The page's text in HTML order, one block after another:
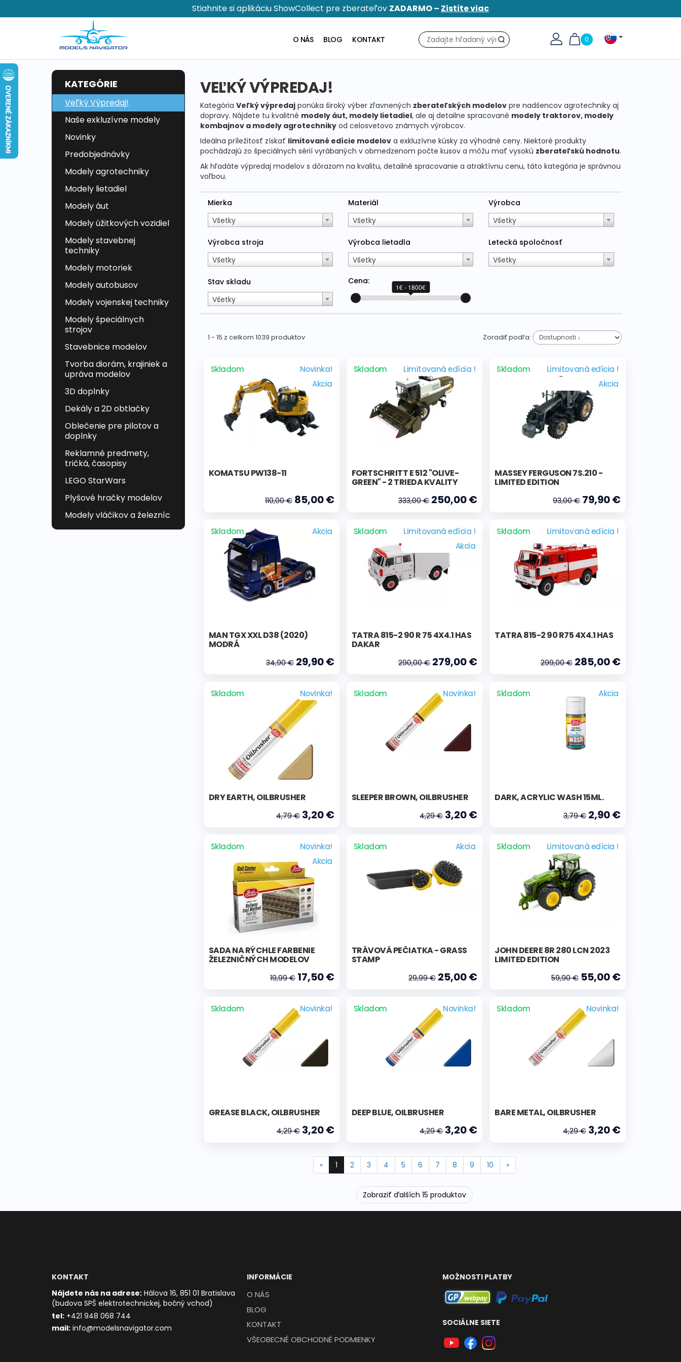
Stiahnite si aplikáciu ShowCollect pre zberateľov ZADARMO – Zistite viac
0
Hľadať
O NÁS BLOG KONTAKT
KATEGÓRIE
Veľký Výpredaj!
Naše exkluzívne modely
Novinky
Predobjednávky
Modely agrotechniky
Modely lietadiel
Modely áut
Modely úžitkových vozidiel
Modely stavebnej
techniky
Modely motoriek
Modely autobusov
Modely vojenskej techniky
Modely špeciálnych
strojov
Stavebnice modelov
Tvorba diorám, krajiniek a
upráva modelov
3D doplnky
Dekály a 2D obtlačky
Oblečenie pre pilotov a
doplnky
Reklamné predmety,
tričká, časopisy
LEGO StarWars
Plyšové hračky modelov
Modely vláčikov a železníc
VEĽKÝ VÝPREDAJ!
Kategória Veľký výpredajponúka široký výber zľavnených zberateľských modelovpre nadšencov agrotechniky aj
dopravy. Nájdete tu kvalitné modely áut, modely lietadiel, ale aj detailne spracované modely traktorov, modely
kombajnov a modely agrotechnikyod celosvetovo známych výrobcov.
Ideálna príležitosť získať limitované edície modelova exkluzívne kúsky za výhodné ceny. Niektoré produkty
pochádzajú zo špeciálnych sérií vyrábaných v obmedzenom počte kusov a môžu mať vysokú zberateľskú hodnotu.
Ak hľadáte výpredaj modelov s dôrazom na kvalitu, detailné spracovanie a atraktívnu cenu, táto kategória je správnou
voľbou.
Mierka
Všetky
Materiál
Všetky
Výrobca
Všetky
Výrobca stroja
Všetky
Výrobca lietadla
Všetky
Letecká spoločnosť
Všetky
Stav skladu
Všetky
Cena:
1€ - 1800€
1 - 15 z celkom 1039 produktov Zoradiť podľa:
Skladom
Novinka!
Akcia
KOMATSU PW138-11
110,00 €85,00 €
Skladom Limitovaná edícia !
FORTSCHRITT E 512 "OLIVE-
GREEN" - 2 TRIEDA KVALITY
333,00 €250,00 €
Skladom
Limitovaná edícia !
Akcia
MASSEY FERGUSON 7S.210 -
LIMITED EDITION
93,00 €79,90 €
Skladom Akcia
MAN TGX XXL D38 (2020)
MODRÁ
34,90 €29,90 €
Skladom
Limitovaná edícia !
Akcia
TATRA 815-2 90 R 75 4X4.1 HAS
DAKAR
290,00 €279,00 €
Skladom Limitovaná edícia !
TATRA 815-2 90 R75 4X4.1 HAS
299,00 €285,00 €
Skladom Novinka!
DRY EARTH, OILBRUSHER
4,79 €3,20 €
Skladom Novinka!
SLEEPER BROWN, OILBRUSHER
4,29 €3,20 €
Skladom Akcia
DARK, ACRYLIC WASH 15ML.
3,79 €2,90 €
Skladom
Novinka!
Akcia
SADA NA RÝCHLE FARBENIE
ŽELEZNIČNÝCH MODELOV
19,99 €17,50 €
Skladom Akcia
TRÁVOVÁ PEČIATKA - GRASS
STAMP
29,99 €25,00 €
Skladom Limitovaná edícia !
JOHN DEERE 8R 280 LCN 2023
LIMITED EDITION
59,90 €55,00 €
Skladom Novinka!
GREASE BLACK, OILBRUSHER
4,29 €3,20 €
Skladom Novinka!
DEEP BLUE, OILBRUSHER
4,29 €3,20 €
Skladom Novinka!
BARE METAL, OILBRUSHER
4,29 €3,20 €
« 1 2 3 4 5 6 7 8 9 10 »
Zobraziť ďalších 15 produktov
KONTAKT
Nájdete nás na adrese: Hálova 16, 851 01 Bratislava
(budova SPŠ elektrotechnickej, bočný vchod)
tel: +421 948 068 744
mail: info@modelsnavigator.com
INFORMÁCIE
O NÁS
BLOG
KONTAKT
VŠEOBECNÉ OBCHODNÉ PODMIENKY
MOŽNOSTI PLATBY
SOCIÁLNE SIETE